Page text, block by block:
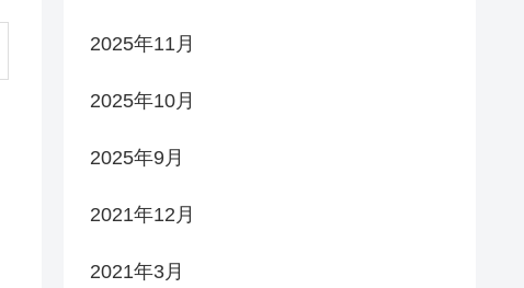
2025年11月
2025年10月
2025年9月
2021年12月
2021年3月